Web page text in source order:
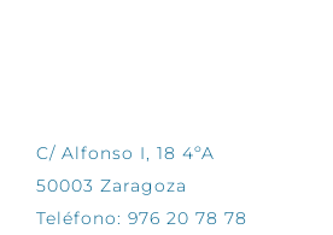
C/ Alfonso I, 18 4ºA
50003 Zaragoza
Teléfono: 976 20 78 78